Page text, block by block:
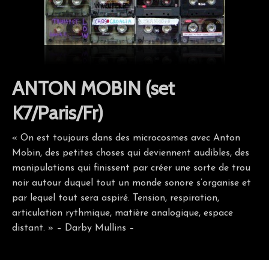
ANTON MOBIN (set
K7/Paris/Fr)
« On est toujours dans des microcosmes avec Anton
Mobin, des petites choses qui deviennent audibles, des
manipulations qui finissent par créer une sorte de trou
noir autour duquel tout un monde sonore s’organise et
par lequel tout sera aspiré. Tension, respiration,
articulation rythmique, matière analogique, espace
distant. » – Darby Mullins –